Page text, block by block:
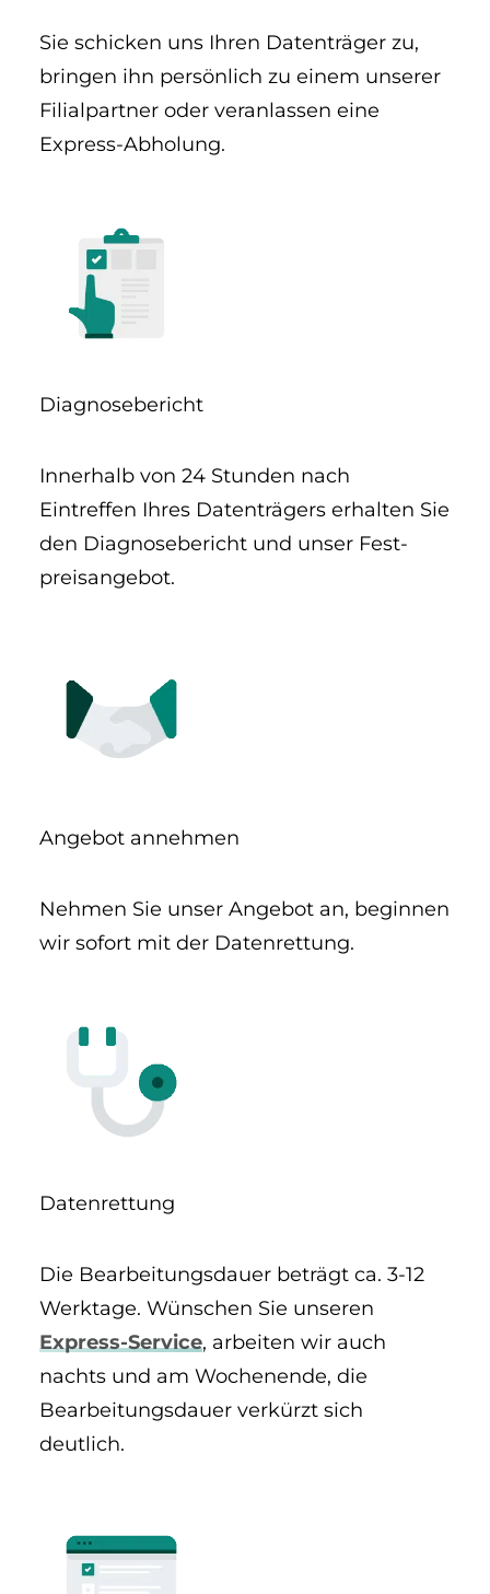
Sie schicken uns Ihren Datenträger zu,
bringen ihn persönlich zu einem unserer
Filialpartner oder veranlassen eine
Express-Abholung.
Diagnose­bericht
Innerhalb von 24 Stunden nach
Eintreffen Ihres Datenträgers erhalten Sie
den Diagnose­bericht und unser Fest­
preis­angebot.
Angebot annehmen
Nehmen Sie unser Angebot an, beginnen
wir sofort mit der Daten­rettung.
Daten­rettung
Die Bearbeitungs­dauer beträgt ca. 3-12
Werktage. Wünschen Sie unseren
Express-Service, arbeiten wir auch
nachts und am Wochenende, die
Bearbeitungs­dauer verkürzt sich
deutlich.